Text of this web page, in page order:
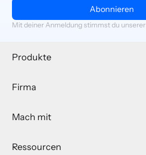
Abonnieren
Mit deiner Anmeldung stimmst du unserer
Produkte
Firma
Mach mit
Ressourcen